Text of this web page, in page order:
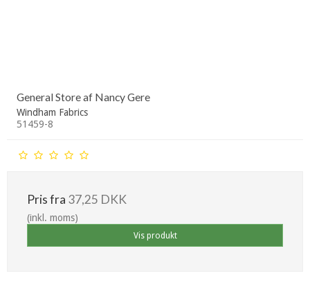
General Store af Nancy Gere
Windham Fabrics
51459-8
Pris fra 37,25 DKK
(inkl. moms)
Vis produkt